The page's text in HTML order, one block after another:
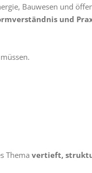
Bauwesen und
und
Thema vertieft,